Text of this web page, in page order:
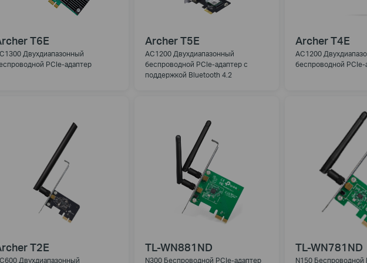
T6E
Двухдиапазонный
PCIe-адаптер
Archer T5E
AC1200 Двухдиапазонный
беспроводной PCIe-адаптер с
поддержкой Bluetooth 4.2
Archer T4E
AC1200
беспроводной PCIe-
T2E
Двухдиапазонный
TL-WN881ND
N300 Беспроводной PCIe-адаптер
TL-WN781ND
N150 Беспроводной